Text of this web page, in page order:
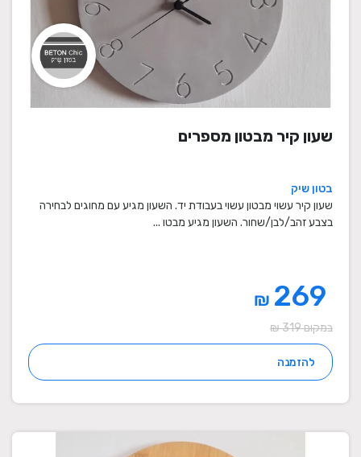
שעון קיר מבטון מספרים
בטון שיק
שעון קיר עשוי מבטון עשוי בעבודת יד. השעון מגיע עם מחוגים לבחירה
בצבע זהב/לבן/שחור. השעון מגיע מבטו ...
₪
במקום 319 ₪
להזמנה